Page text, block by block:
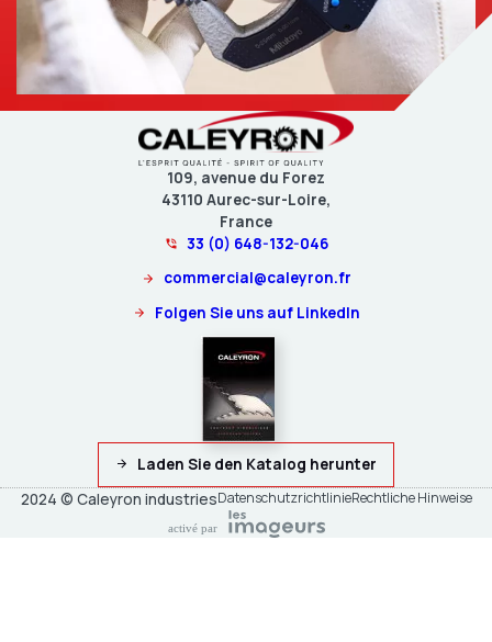
109, avenue du Forez
43110 Aurec-sur-Loire,
France
33 (0) 648-132-046
commercial@caleyron.fr
Folgen Sie uns auf LinkedIn
Laden Sie den Katalog herunter
2024 © Caleyron industriesDatenschutzrichtlinieRechtliche Hinweise